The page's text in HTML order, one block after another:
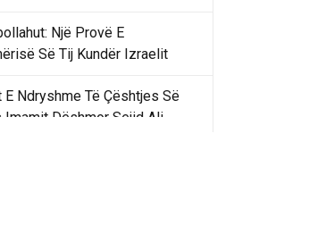
Një Provë E
Së Tij Kundër Izraelit
Ndryshme Të Çështjes Së
Imamit Dëshmor Sejid Ali